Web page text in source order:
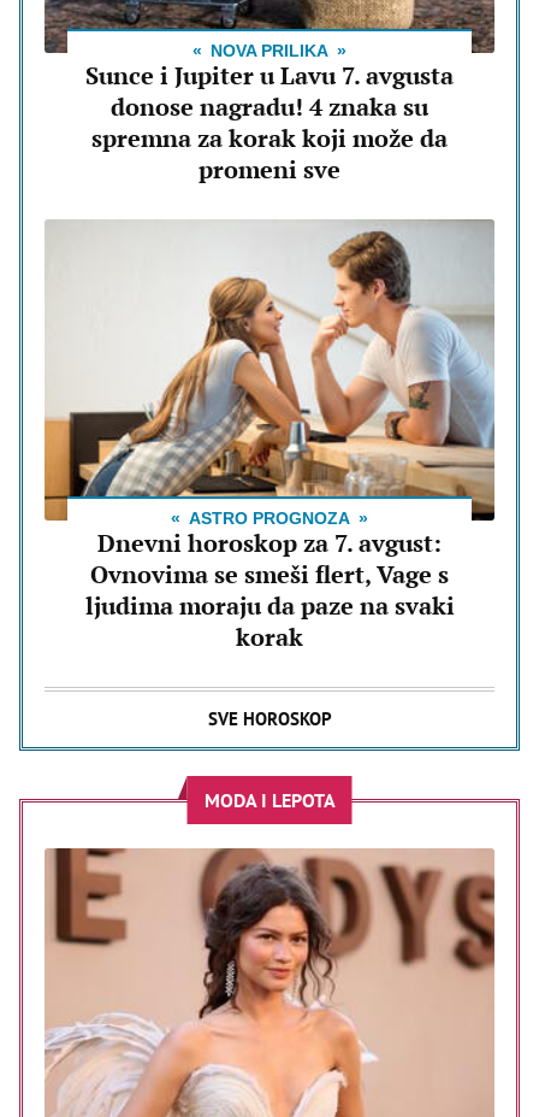
NOVA PRILIKA
Sunce i Jupiter u Lavu 7. avgusta
donose nagradu! 4 znaka su
spremna za korak koji može da
promeni sve
ASTRO PROGNOZA
Dnevni horoskop za 7. avgust:
Ovnovima se smeši flert, Vage s
ljudima moraju da paze na svaki
korak
SVE HOROSKOP
MODA I LEPOTA